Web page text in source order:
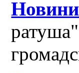
Новини